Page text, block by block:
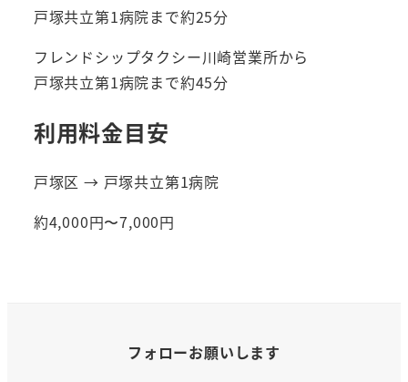
戸塚共立第1病院まで約25分
フレンドシップタクシー川崎営業所から
戸塚共立第1病院まで約45分
利用料金目安
戸塚区 → 戸塚共立第1病院
約4,000円〜7,000円